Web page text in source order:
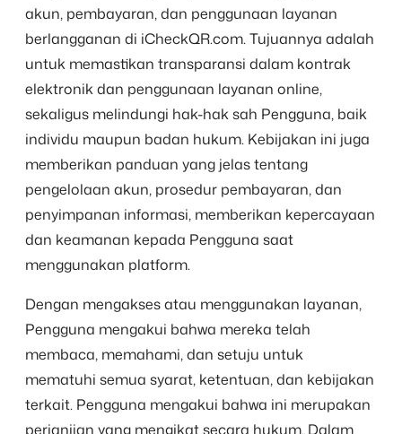
akun, pembayaran, dan penggunaan layanan
berlangganan di iCheckQR.com. Tujuannya adalah
untuk memastikan transparansi dalam kontrak
elektronik dan penggunaan layanan online,
sekaligus melindungi hak-hak sah Pengguna, baik
individu maupun badan hukum. Kebijakan ini juga
memberikan panduan yang jelas tentang
pengelolaan akun, prosedur pembayaran, dan
penyimpanan informasi, memberikan kepercayaan
dan keamanan kepada Pengguna saat
menggunakan platform.
Dengan mengakses atau menggunakan layanan,
Pengguna mengakui bahwa mereka telah
membaca, memahami, dan setuju untuk
mematuhi semua syarat, ketentuan, dan kebijakan
terkait. Pengguna mengakui bahwa ini merupakan
perjanjian yang mengikat secara hukum. Dalam